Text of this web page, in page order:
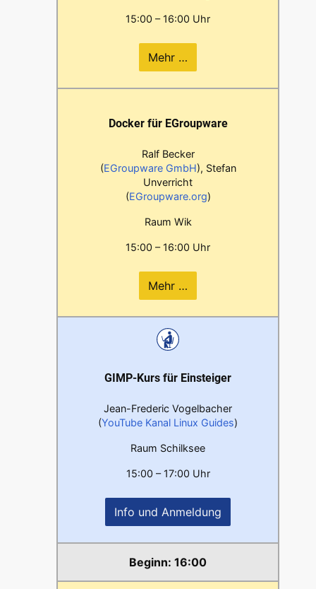
15:00 – 16:00 Uhr
Mehr …
Docker für EGroupware
Ralf Becker
(EGroupware GmbH), Stefan
Unverricht
(EGroupware.org)
Raum Wik
15:00 – 16:00 Uhr
Mehr …
GIMP-Kurs für Einsteiger
Jean-Frederic Vogelbacher
(YouTube Kanal Linux Guides)
Raum Schilksee
15:00 – 17:00 Uhr
Info und Anmeldung
16:00